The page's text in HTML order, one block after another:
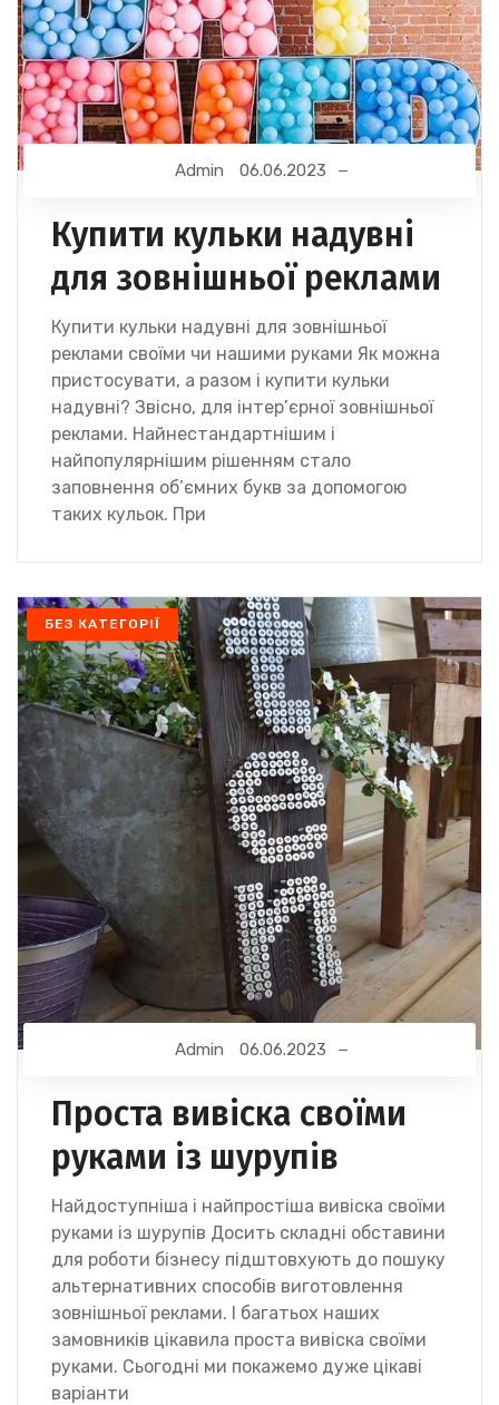
Admin 06.06.2023
Купити кульки надувні
для зовнішньої реклами
Купити кульки надувні для зовнішньої
реклами своїми чи нашими руками Як можна
пристосувати, а разом і купити кульки
надувні? Звісно, для інтер’єрної зовнішньої
реклами. Найнестандартнішим і
найпопулярнішим рішенням стало
заповнення об’ємних букв за допомогою
таких кульок. При
БЕЗ КАТЕГОРІЇ
Admin 06.06.2023
Проста вивіска своїми
руками із шурупів
Найдоступніша і найпростіша вивіска своїми
руками із шурупів Досить складні обставини
для роботи бізнесу підштовхують до пошуку
альтернативних способів виготовлення
зовнішньої реклами. І багатьох наших
замовників цікавила проста вивіска своїми
руками. Сьогодні ми покажемо дуже цікаві
варіанти